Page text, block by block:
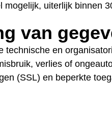
mogelijk, uiterlijk binnen
van
technische en
verlies of
(SSL) en beperkte